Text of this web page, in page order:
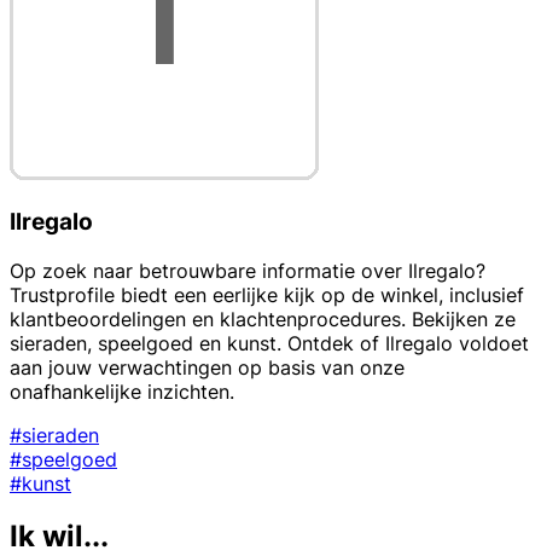
Ilregalo
Op zoek naar betrouwbare informatie over Ilregalo?
Trustprofile biedt een eerlijke kijk op de winkel, inclusief
klantbeoordelingen en klachtenprocedures. Bekijken ze
sieraden, speelgoed en kunst. Ontdek of Ilregalo voldoet
aan jouw verwachtingen op basis van onze
onafhankelijke inzichten.
#sieraden
#speelgoed
#kunst
Ik wil...